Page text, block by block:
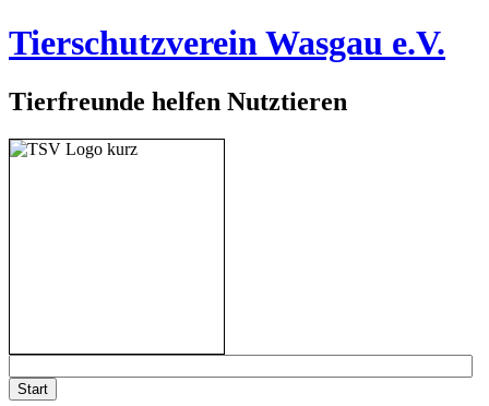
Tierschutzverein Wasgau e.V.
Tierfreunde helfen Nutztieren